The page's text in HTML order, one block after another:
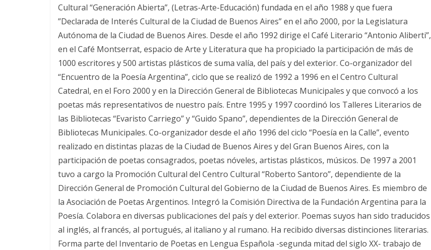
Cultural “Generación Abierta”, (Letras-Arte-Educación) fundada en el año 1988 y que fuera
”Declarada de Interés Cultural de la Ciudad de Buenos Aires” en el año 2000, por la Legislatura
Autónoma de la Ciudad de Buenos Aires. Desde el año 1992 dirige el Café Literario “Antonio Aliberti”,
en el Café Montserrat, espacio de Arte y Literatura que ha propiciado la participación de más de
1000 escritores y 500 artistas plásticos de suma valía, del país y del exterior. Co-organizador del
“Encuentro de la Poesía Argentina”, ciclo que se realizó de 1992 a 1996 en el Centro Cultural
Catedral, en el Foro 2000 y en la Dirección General de Bibliotecas Municipales y que convocó a los
poetas más representativos de nuestro país. Entre 1995 y 1997 coordinó los Talleres Literarios de
las Bibliotecas “Evaristo Carriego” y “Guido Spano”, dependientes de la Dirección General de
Bibliotecas Municipales. Co-organizador desde el año 1996 del ciclo “Poesía en la Calle”, evento
realizado en distintas plazas de la Ciudad de Buenos Aires y del Gran Buenos Aires, con la
participación de poetas consagrados, poetas nóveles, artistas plásticos, músicos. De 1997 a 2001
tuvo a cargo la Promoción Cultural del Centro Cultural “Roberto Santoro”, dependiente de la
Dirección General de Promoción Cultural del Gobierno de la Ciudad de Buenos Aires. Es miembro de
la Asociación de Poetas Argentinos. Integró la Comisión Directiva de la Fundación Argentina para la
Poesía. Colabora en diversas publicaciones del país y del exterior. Poemas suyos han sido traducidos
al inglés, al francés, al portugués, al italiano y al rumano. Ha recibido diversas distinciones literarias.
Forma parte del Inventario de Poetas en Lengua Española -segunda mitad del siglo XX- trabajo de